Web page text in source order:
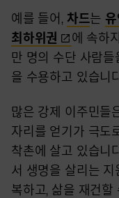
예를 들어, 차드는
최하위권
에 속하
만 명의 수단 사람
을 수용하고 있습니
많은 강제 이주민들
자리를 얻기가 극도
착촌에 살고 있습니
서 생명을 살리는 지
복하고, 삶을 재건할